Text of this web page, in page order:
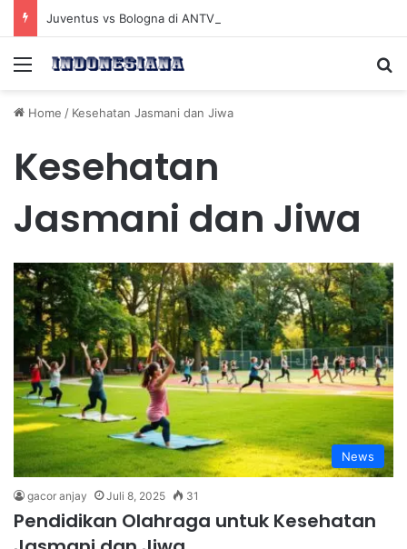
Menu
Home / Kesehatan Jasmani dan Jiwa
Kesehatan
Jasmani dan Jiwa
News
gacor anjay Juli 8, 2025 31
Pendidikan Olahraga untuk Kesehatan